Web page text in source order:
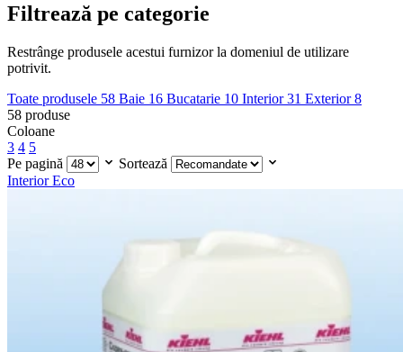
Filtrează pe categorie
Restrânge produsele acestui furnizor la domeniul de utilizare
potrivit.
Toate produsele 58 Baie 16 Bucatarie 10 Interior 31 Exterior 8
58 produse
Coloane
3 4 5
Pe pagină
Sortează
Interior Eco